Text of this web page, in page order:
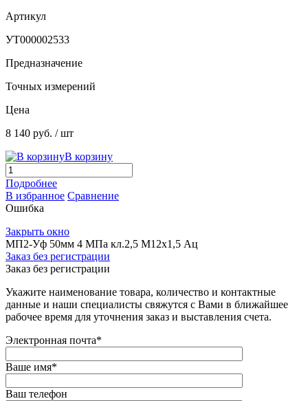
Артикул
УТ000002533
Предназначение
Точных измерений
Цена
8 140 руб. / шт
В корзину
Подробнее
В избранное Сравнение
Ошибка
Закрыть окно
МП2-Уф 50мм 4 МПа кл.2,5 М12х1,5 Ац
Заказ без регистрации
Заказ без регистрации
Укажите наименование товара, количество и контактные
данные и наши специалисты свяжутся с Вами в ближайшее
рабочее время для уточнения заказ и выставления счета.
Электронная почта*
Ваше имя*
Ваш телефон